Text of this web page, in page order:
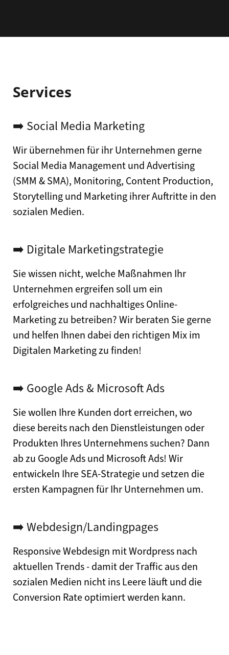
Services
➡️ Social Media Marketing
Wir übernehmen für ihr Unternehmen gerne
Social Media Management und Advertising
(SMM & SMA), Monitoring, Content Production,
Storytelling und Marketing ihrer Auftritte in den
sozialen Medien.
➡️ Digitale Marketingstrategie
Sie wissen nicht, welche Maßnahmen Ihr
Unternehmen ergreifen soll um ein
erfolgreiches und nachhaltiges Online-
Marketing zu betreiben? Wir beraten Sie gerne
und helfen Ihnen dabei den richtigen Mix im
Digitalen Marketing zu finden!
➡️ Google Ads & Microsoft Ads
Sie wollen Ihre Kunden dort erreichen, wo
diese bereits nach den Dienstleistungen oder
Produkten Ihres Unternehmens suchen? Dann
ab zu Google Ads und Microsoft Ads! Wir
entwickeln Ihre SEA-Strategie und setzen die
ersten Kampagnen für Ihr Unternehmen um.
➡️ Webdesign/Landingpages
Responsive Webdesign mit Wordpress nach
aktuellen Trends - damit der Traffic aus den
sozialen Medien nicht ins Leere läuft und die
Conversion Rate optimiert werden kann.